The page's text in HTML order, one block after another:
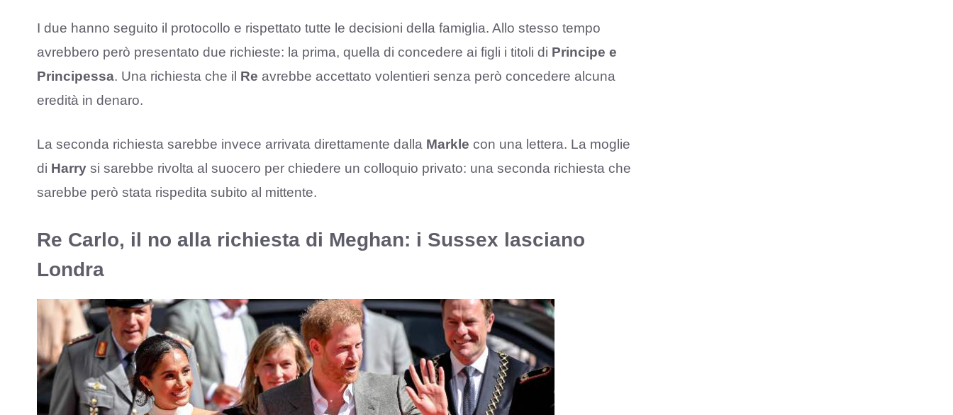
I due hanno seguito il protocollo e rispettato tutte le decisioni della famiglia. Allo stesso tempo
avrebbero però presentato due richieste: la prima, quella di concedere ai figli i titoli di Principe e
Principessa. Una richiesta che il Re avrebbe accettato volentieri senza però concedere alcuna
eredità in denaro.
La seconda richiesta sarebbe invece arrivata direttamente dalla Markle con una lettera. La moglie
di Harry si sarebbe rivolta al suocero per chiedere un colloquio privato: una seconda richiesta che
sarebbe però stata rispedita subito al mittente.
Re Carlo, il no alla richiesta di Meghan: i Sussex lasciano
Londra